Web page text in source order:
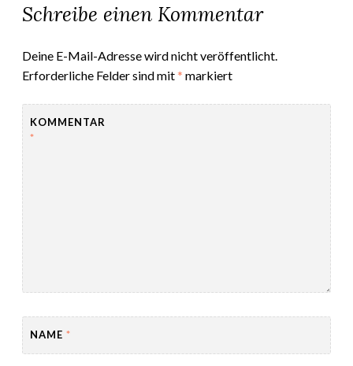
Schreibe einen Kommentar
Deine E-Mail-Adresse wird nicht veröffentlicht.
Erforderliche Felder sind mit* markiert
KOMMENTAR
*
NAME *